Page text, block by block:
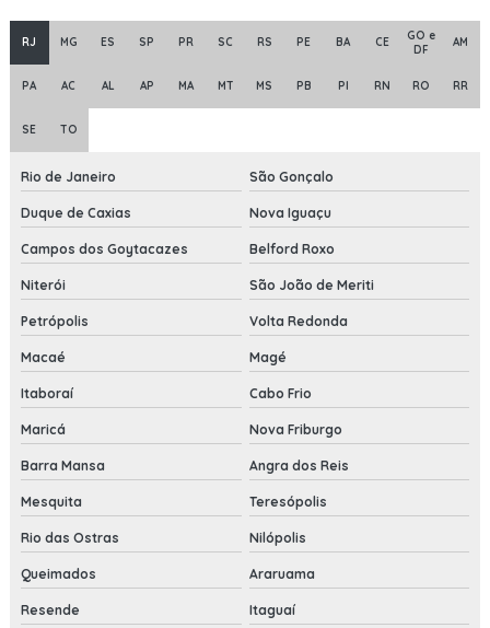
RJ MG ES SP PR SC RS PE BA CE
GO e
DF
AM
PA AC AL AP MA MT MS PB PI RN RO RR
SE TO
Rio de Janeiro São Gonçalo
Duque de Caxias Nova Iguaçu
Campos dos Goytacazes Belford Roxo
Niterói São João de Meriti
Petrópolis Volta Redonda
Macaé Magé
Itaboraí Cabo Frio
Maricá Nova Friburgo
Barra Mansa Angra dos Reis
Mesquita Teresópolis
Rio das Ostras Nilópolis
Queimados Araruama
Resende Itaguaí